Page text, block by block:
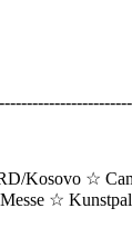
Kosovo ☆
☆